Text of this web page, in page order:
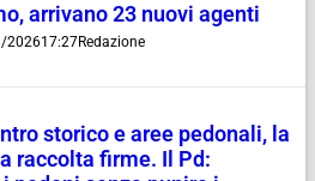
arrivano 23 nuovi agenti
202617:27Redazione
storico e aree pedonali, la
raccolta firme. Il Pd: